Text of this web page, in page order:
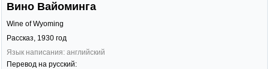
Вино Вайоминга
Wine of Wyoming
Рассказ, 1930 год
Язык написания: английский
Перевод на русский: